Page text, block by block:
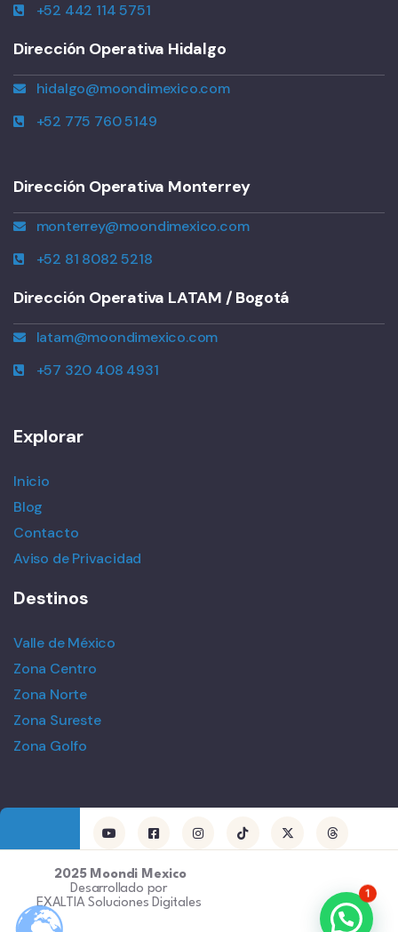
+52 442 114 5751
Dirección Operativa Hidalgo
hidalgo@moondimexico.com
+52 775 760 5149
Dirección Operativa Monterrey
monterrey@moondimexico.com
+52 81 8082 5218
Dirección Operativa LATAM / Bogotá
latam@moondimexico.com
+57 320 408 4931
Explorar
Inicio
Blog
Contacto
Aviso de Privacidad
Destinos
Valle de México
Zona Centro
Zona Norte
Zona Sureste
Zona Golfo
2025 Moondi Mexico
Desarrollado por
EXALTIA Soluciones Digitales
1